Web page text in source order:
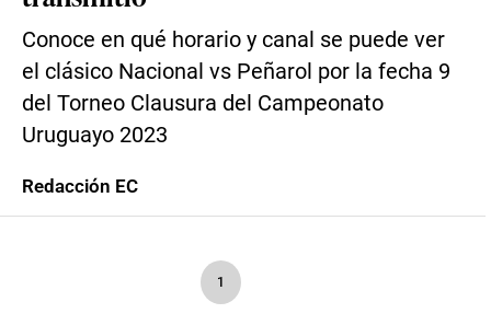
Conoce en qué horario y canal se puede ver
el clásico Nacional vs Peñarol por la fecha 9
del Torneo Clausura del Campeonato
Uruguayo 2023
Redacción EC
1